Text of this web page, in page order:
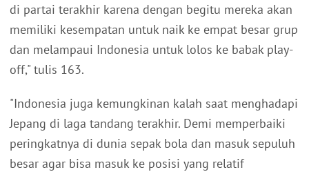
di partai terakhir karena dengan begitu mereka akan
memiliki kesempatan untuk naik ke empat besar grup
dan melampaui Indonesia untuk lolos ke babak play-
off," tulis 163.
"Indonesia juga kemungkinan kalah saat menghadapi
Jepang di laga tandang terakhir. Demi memperbaiki
peringkatnya di dunia sepak bola dan masuk sepuluh
besar agar bisa masuk ke posisi yang relatif